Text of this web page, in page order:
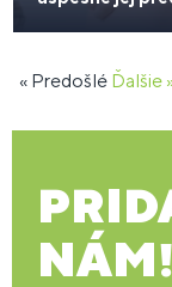
« Predošlé Ďalšie
NÁM!